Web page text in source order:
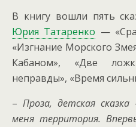
В книгу вошли пять
Юрия Татаренко —
«Изгнание Морского
Кабаном», «Две
неправды», «Время
– Проза, детская
меня территория.